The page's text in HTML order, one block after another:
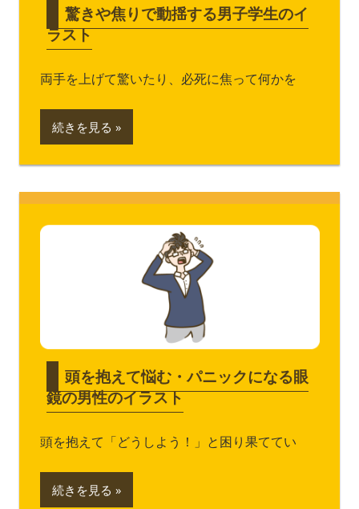
驚きや焦りで動揺する男子学生のイ
ラスト
両手を上げて驚いたり、必死に焦って何かを
続きを見る
頭を抱えて悩む・パニックになる眼
鏡の男性のイラスト
頭を抱えて「どうしよう！」と困り果ててい
続きを見る